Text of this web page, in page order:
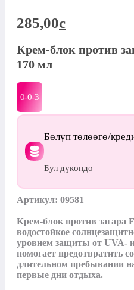
285,00c
Крем-блок против
170 мл
0-0-3
Бөлүп төлөөгө/
Бул дүкөндө
Артикул: 09581
Крем-блок против загара
водостойкое
уровнем защиты от UVA-
помогает предотвратить
длительном пребывании
первые дни отдыха.